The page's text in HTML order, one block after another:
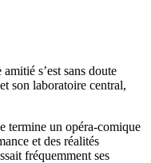
s’est sans doute
son laboratoire central,
termine un opéra-comique
et des réalités
fréquemment ses